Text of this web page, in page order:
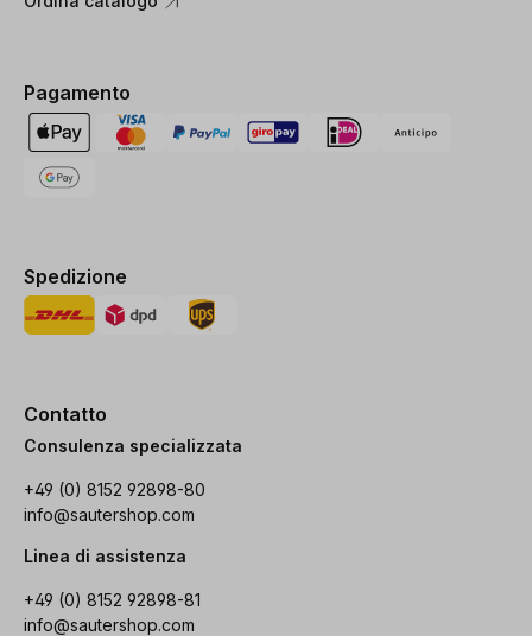
Pagamento
Spedizione
Contatto
Consulenza specializzata
+49 (0) 8152 92898-80
info@sautershop.com
Linea di assistenza
+49 (0) 8152 92898-81
info@sautershop.com